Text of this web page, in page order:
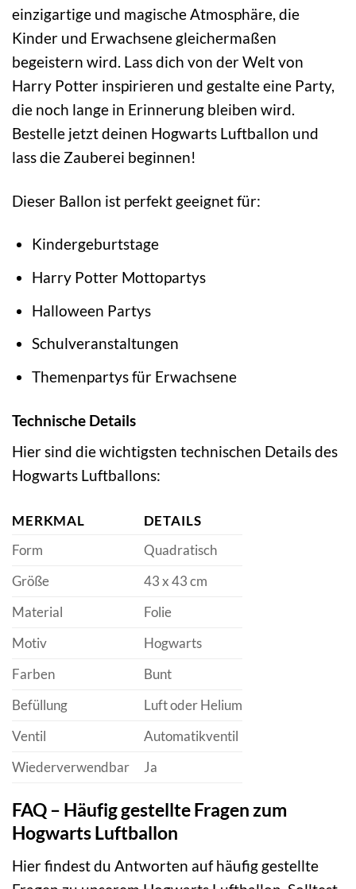
einzigartige und magische Atmosphäre, die
Kinder und Erwachsene gleichermaßen
begeistern wird. Lass dich von der Welt von
Harry Potter inspirieren und gestalte eine Party,
die noch lange in Erinnerung bleiben wird.
Bestelle jetzt deinen Hogwarts Luftballon und
lass die Zauberei beginnen!
Dieser Ballon ist perfekt geeignet für:
Kindergeburtstage
Harry Potter Mottopartys
Halloween Partys
Schulveranstaltungen
Themenpartys für Erwachsene
Technische Details
Hier sind die wichtigsten technischen Details des
Hogwarts Luftballons:
MERKMAL
DETAILS
Form
Quadratisch
Größe
43 x 43 cm
Material
Folie
Motiv
Hogwarts
Farben
Bunt
Befüllung
Luft oder Helium
Ventil
Automatikventil
Wiederverwendbar
Ja
FAQ – Häufig gestellte Fragen zum
Hogwarts Luftballon
Hier findest du Antworten auf häufig gestellte